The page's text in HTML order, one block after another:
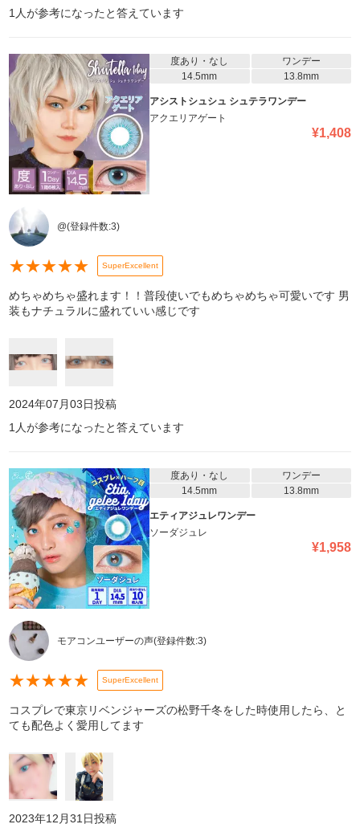
1 人が参考になったと答えています
度あり・なし
ワンデー
14.5mm
13.8mm
アシストシュシュ シュテラワンデー
アクエリアゲート
¥1,408
@(登録件数:3)
★★★★★ SuperExcellent
めちゃめちゃ盛れます！！普段使いでもめちゃめちゃ可愛いです 男
装もナチュラルに盛れていい感じです
2024年07月03日投稿
1 人が参考になったと答えています
度あり・なし
ワンデー
14.5mm
13.8mm
エティアジュレワンデー
ソーダジュレ
¥1,958
モアコンユーザーの声(登録件数:3)
★★★★★ SuperExcellent
コスプレで東京リベンジャーズの松野千冬をした時使用したら、と
ても配色よく愛用してます
2023年12月31日投稿